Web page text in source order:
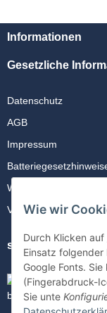
Informationen
Gesetzliche
Datenschutz
AGB
Impressum
Widerrufsrecht
Vertrag kündigen
sicher Einkaufen
Wie wir
Durch Klicken auf
Einsatz folgender
Google Fonts.
(Fingerabdruck-
Sie unte